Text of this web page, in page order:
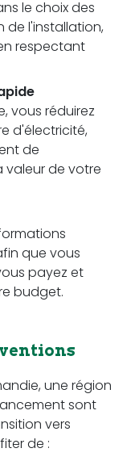
le choix des
l'installation,
respectant
vous réduirez
d'électricité,
de
de votre
que vous
payez et
budget.
une région
sont
vers
de :